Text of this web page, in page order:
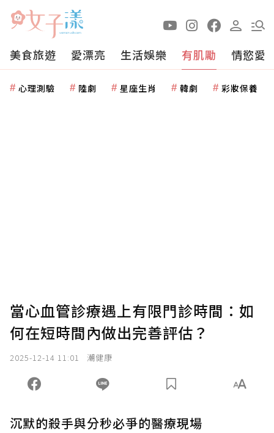
美食旅遊 愛漂亮 生活娛樂 有肌勵 情慾愛
心理測驗 陸劇 星座生肖 韓劇 彩妝保養
當心血管診療遇上有限門診時間：如
何在短時間內做出完善評估？
2025-12-14 11:01 潮健康
沉默的殺手與分秒必爭的醫療現場